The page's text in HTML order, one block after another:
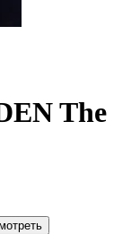
The